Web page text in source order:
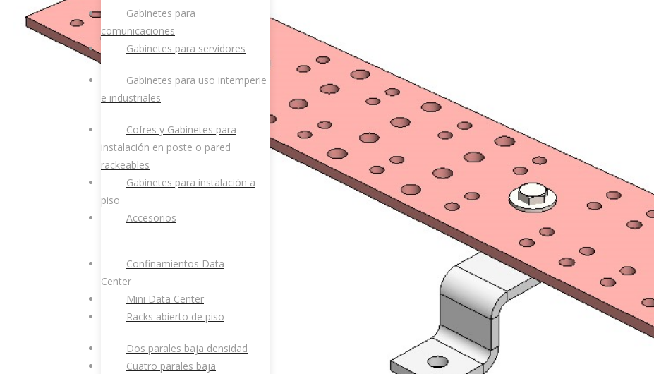
Gabinetes para
comunicaciones
Gabinetes para servidores
Gabinetes para uso intemperie
e industriales
Cofres y Gabinetes para
instalación en poste o pared
rackeables
Gabinetes para instalación a
piso
Accesorios
Confinamientos Data
Center
Mini Data Center
Racks abierto de piso
Dos parales baja densidad
Cuatro parales baja